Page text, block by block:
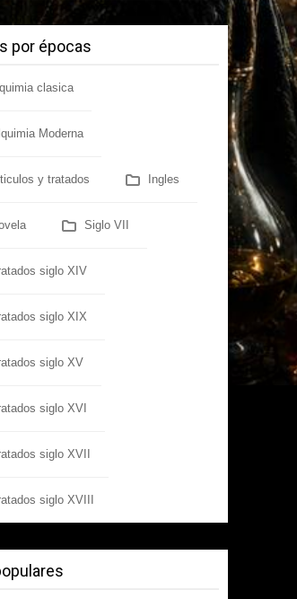
por épocas
clasica
Moderna
y tratados Ingles
Siglo VII
siglo XIV
siglo XIX
siglo XV
siglo XVI
siglo XVII
siglo XVIII